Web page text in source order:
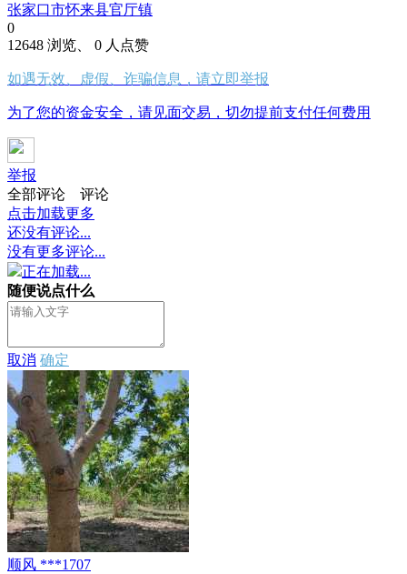
张家口市怀来县官厅镇
0
12648 浏览、 0 人点赞
如遇无效、虚假、诈骗信息，请立即举报
为了您的资金安全，请见面交易，切勿提前支付任何费用
举报
全部评论
评论
点击加载更多
还没有评论...
没有更多评论...
正在加载...
随便说点什么
取消 确定
顺风 ***1707